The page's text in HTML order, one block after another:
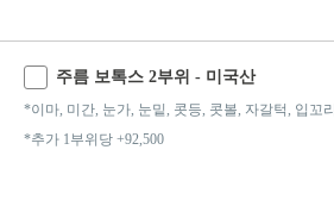
주름 보톡스 2부위 - 미국산
*이마, 미간, 눈가, 눈밑, 콧등, 콧볼, 자갈턱, 입꼬리
*추가 1부위당 +92,500